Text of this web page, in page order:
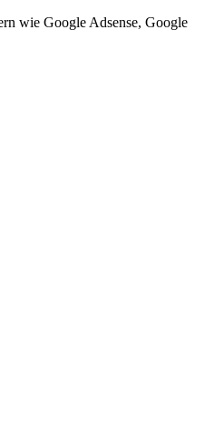
wie Google Adsense, Google